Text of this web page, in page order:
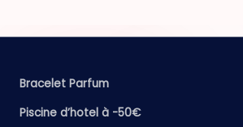
Bracelet Parfum
Piscine d’hotel à -50€